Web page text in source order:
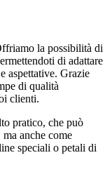
la possibilità di
di adattare
aspettative. Grazie
di qualità
clienti.
pratico, che può
anche come
speciali o petali di